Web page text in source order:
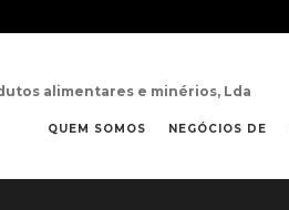
alimentares e minérios, Lda
QUEM SOMOS NEGÓCIOS DE